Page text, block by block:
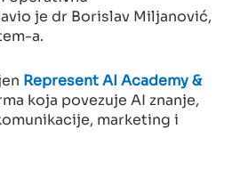
je dr Borislav Miljanović,
a.
Represent AI Academy &
koja povezuje AI znanje,
marketing i